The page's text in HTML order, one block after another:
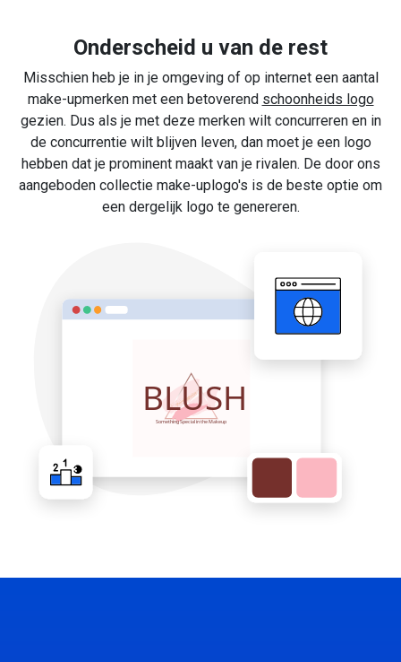
Onderscheid u van de rest
Misschien heb je in je omgeving of op internet een aantal
make-upmerken met een betoverend schoonheids logo
gezien. Dus als je met deze merken wilt concurreren en in
de concurrentie wilt blijven leven, dan moet je een logo
hebben dat je prominent maakt van je rivalen. De door ons
aangeboden collectie make-uplogo's is de beste optie om
een dergelijk logo te genereren.